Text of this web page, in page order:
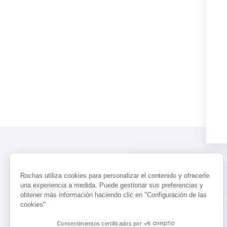
PERFUMES ACTUALIDAD
Rochas utiliza cookies para personalizar el contenido y ofrecerle
una experiencia a medida. Puede gestionar sus preferencias y
obtener más información haciendo clic en "Configuración de las
cookies"
Consentimientos certificados por